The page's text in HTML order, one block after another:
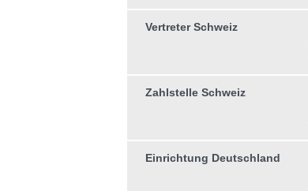
Vertreter Schweiz
Zahlstelle Schweiz
Einrichtung Deutschland